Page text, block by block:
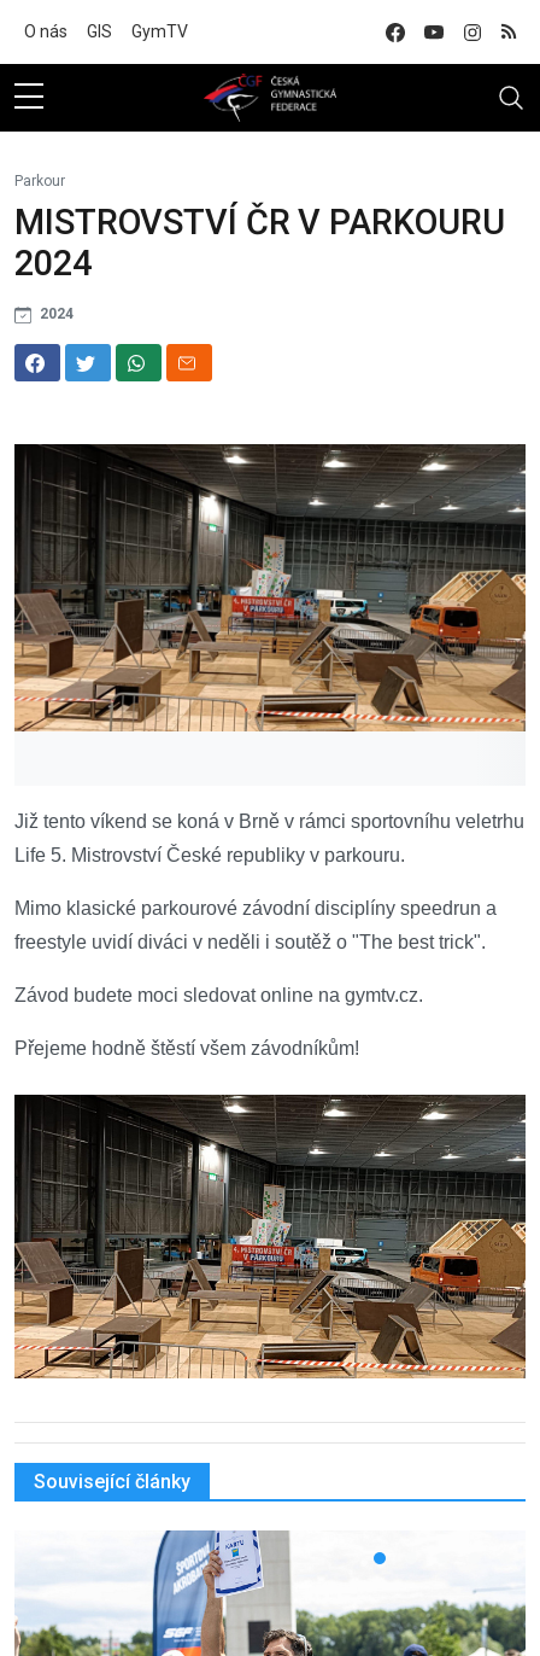
O nás GIS GymTV
Parkour
MISTROVSTVÍ ČR V PARKOURU
2024
2024
Již tento víkend se koná v Brně v rámci sportovníhu veletrhu
Life 5. Mistrovství České republiky v parkouru.
Mimo klasické parkourové závodní disciplíny speedrun a
freestyle uvidí diváci v neděli i soutěž o "The best trick".
Závod budete moci sledovat online na gymtv.cz.
Přejeme hodně štěstí všem závodníkům!
Související články